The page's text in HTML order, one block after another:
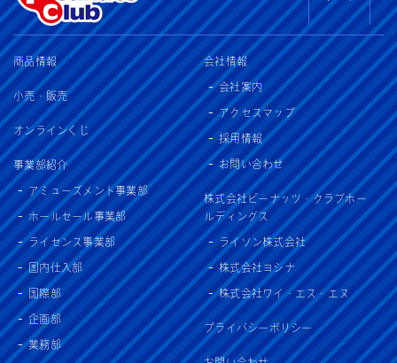
商品情報
小売・販売
オンラインくじ
事業部紹介
アミューズメント事業部
ホールセール事業部
ライセンス事業部
国内仕入部
国際部
企画部
業務部
会社情報
会社案内
アクセスマップ
採用情報
お問い合わせ
株式会社ピーナッツ・クラブホー
ルディングス
ライソン株式会社
株式会社ヨシナ
株式会社ワイ・エス・エヌ
プライバシーポリシー